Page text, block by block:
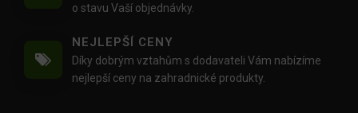
o stavu Vaší objednávky.
NEJLEPŠÍ CENY
Díky dobrým vztahům s dodavateli Vám nabízíme
nejlepší ceny na zahradnické produkty.